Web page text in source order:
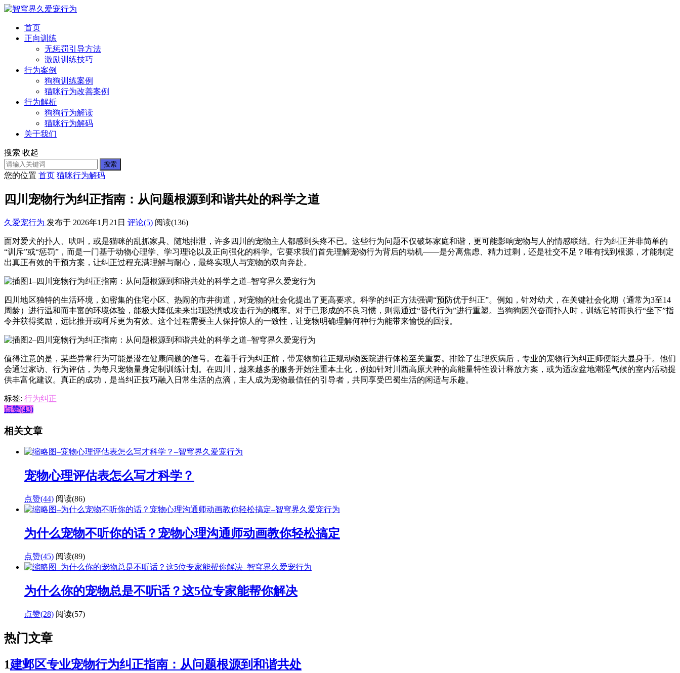
首页
正向训练
无惩罚引导方法
激励训练技巧
行为案例
狗狗训练案例
猫咪行为改善案例
行为解析
狗狗行为解读
猫咪行为解码
关于我们
搜索 收起
搜索
您的位置 首页 猫咪行为解码
四川宠物行为纠正指南：从问题根源到和谐共处的科学之道
久爱宠行为 发布于 2026年1月21日 评论(5) 阅读(136)
面对爱犬的扑人、吠叫，或是猫咪的乱抓家具、随地排泄，许多四川的宠物主人都感到头疼不已。这些行为问题不仅破坏家庭和谐，更可能影响宠物与人的情感联结。行为纠正并非简单的
“训斥”或“惩罚”，而是一门基于动物心理学、学习理论以及正向强化的科学。它要求我们首先理解宠物行为背后的动机——是分离焦虑、精力过剩，还是社交不足？唯有找到根源，才能制定
出真正有效的干预方案，让纠正过程充满理解与耐心，最终实现人与宠物的双向奔赴。
四川地区独特的生活环境，如密集的住宅小区、热闹的市井街道，对宠物的社会化提出了更高要求。科学的纠正方法强调“预防优于纠正”。例如，针对幼犬，在关键社会化期（通常为3至14
周龄）进行温和而丰富的环境体验，能极大降低未来出现恐惧或攻击行为的概率。对于已形成的不良习惯，则需通过“替代行为”进行重塑。当狗狗因兴奋而扑人时，训练它转而执行“坐下”指
令并获得奖励，远比推开或呵斥更为有效。这个过程需要主人保持惊人的一致性，让宠物明确理解何种行为能带来愉悦的回报。
值得注意的是，某些异常行为可能是潜在健康问题的信号。在着手行为纠正前，带宠物前往正规动物医院进行体检至关重要。排除了生理疾病后，专业的宠物行为纠正师便能大显身手。他们
会通过家访、行为评估，为每只宠物量身定制训练计划。在四川，越来越多的服务开始注重本土化，例如针对川西高原犬种的高能量特性设计释放方案，或为适应盆地潮湿气候的室内活动提
供丰富化建议。真正的成功，是当纠正技巧融入日常生活的点滴，主人成为宠物最信任的引导者，共同享受巴蜀生活的闲适与乐趣。
标签: 行为纠正
点赞(43)
相关文章
宠物心理评估表怎么写才科学？
点赞(44) 阅读(86)
为什么宠物不听你的话？宠物心理沟通师动画教你轻松搞定
点赞(45) 阅读(89)
为什么你的宠物总是不听话？这5位专家能帮你解决
点赞(28) 阅读(57)
热门文章
1建邺区专业宠物行为纠正指南：从问题根源到和谐共处